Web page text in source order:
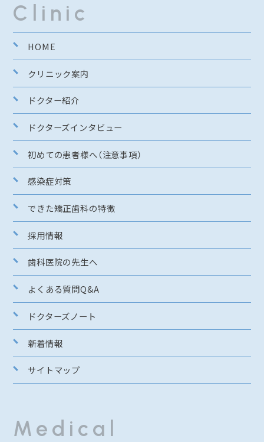
Clinic
HOME
クリニック案内
ドクター紹介
ドクターズインタビュー
初めての患者様へ（注意事項）
感染症対策
できた矯正歯科の特徴
採用情報
歯科医院の先生へ
よくある質問Q&A
ドクターズノート
新着情報
サイトマップ
Medical